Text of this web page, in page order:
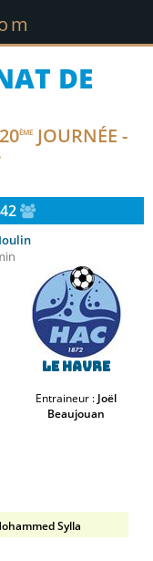
DE
20ÈME JOURNÉE -
Le Havre
Entraineur : Joël
Beaujouan
Sylla